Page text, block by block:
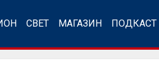
СВЕТ МАГАЗИН ПОДКАСТ